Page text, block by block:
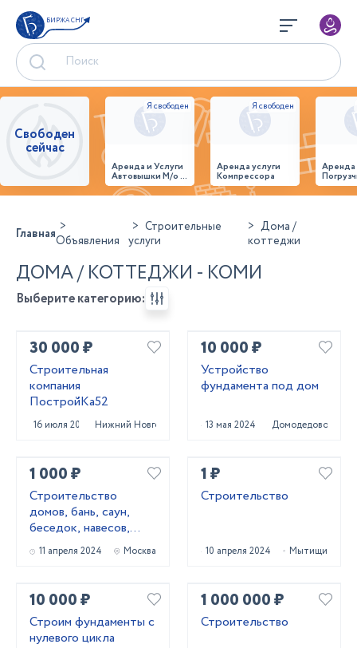
БИРЖА СНГ
Свободен
сейчас
Аренда и Услуги
Автовышки М/о г.
Домодедово
26,28,32 место
Аренда услуги
Компрессора
ГлавнаяОбъявления
Строительные
услуги
Дома /
коттеджи
ДОМА / КОТТЕДЖИ - КОМИ
Выберите категорию:
30 000 ₽
Строительная
компания
ПостройКа52
16 июля 2025 Нижний Новгород
10 000 ₽
Устройство
фундамента под дом
13 мая 2024 Домодедово
1 000 ₽
Строительство
домов, бань, саун,
беседок, навесов,
террас, фундаментов
11 апреля 2024 Москва
1 ₽
Строительство
10 апреля 2024 Мытищи
10 000 ₽
Строим фундаменты с
нулевого цикла
1 000 000 ₽
Строительство